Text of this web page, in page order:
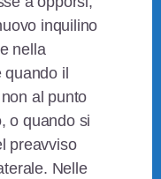
inquilino
nella
il
al punto
o quando si
preavviso
Nelle